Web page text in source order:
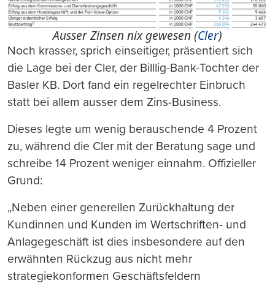
Ausser Zinsen nix gewesen (Cler)
Noch krasser, sprich einseitiger, präsentiert sich
die Lage bei der Cler, der Billlig-Bank-Tochter der
Basler KB. Dort fand ein regelrechter Einbruch
statt bei allem ausser dem Zins-Business.
Dieses legte um wenig berauschende 4 Prozent
zu, während die Cler mit der Beratung sage und
schreibe 14 Prozent weniger einnahm. Offizieller
Grund:
„Neben einer generellen Zurückhaltung der
Kundinnen und Kunden im Wertschriften- und
Anlagegeschäft ist dies insbesondere auf den
erwähnten Rückzug aus nicht mehr
strategiekonformen Geschäftsfeldern